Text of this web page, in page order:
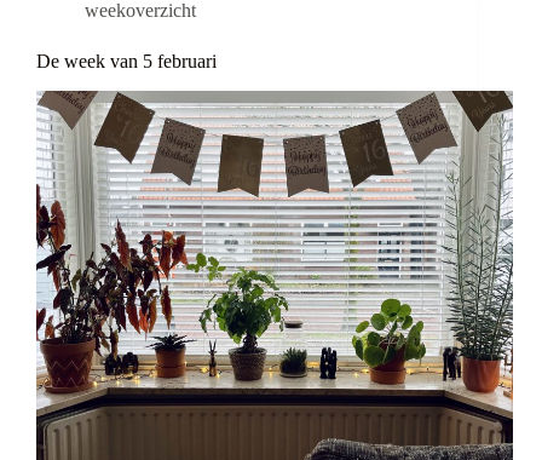
weekoverzicht
De week van 5 februari